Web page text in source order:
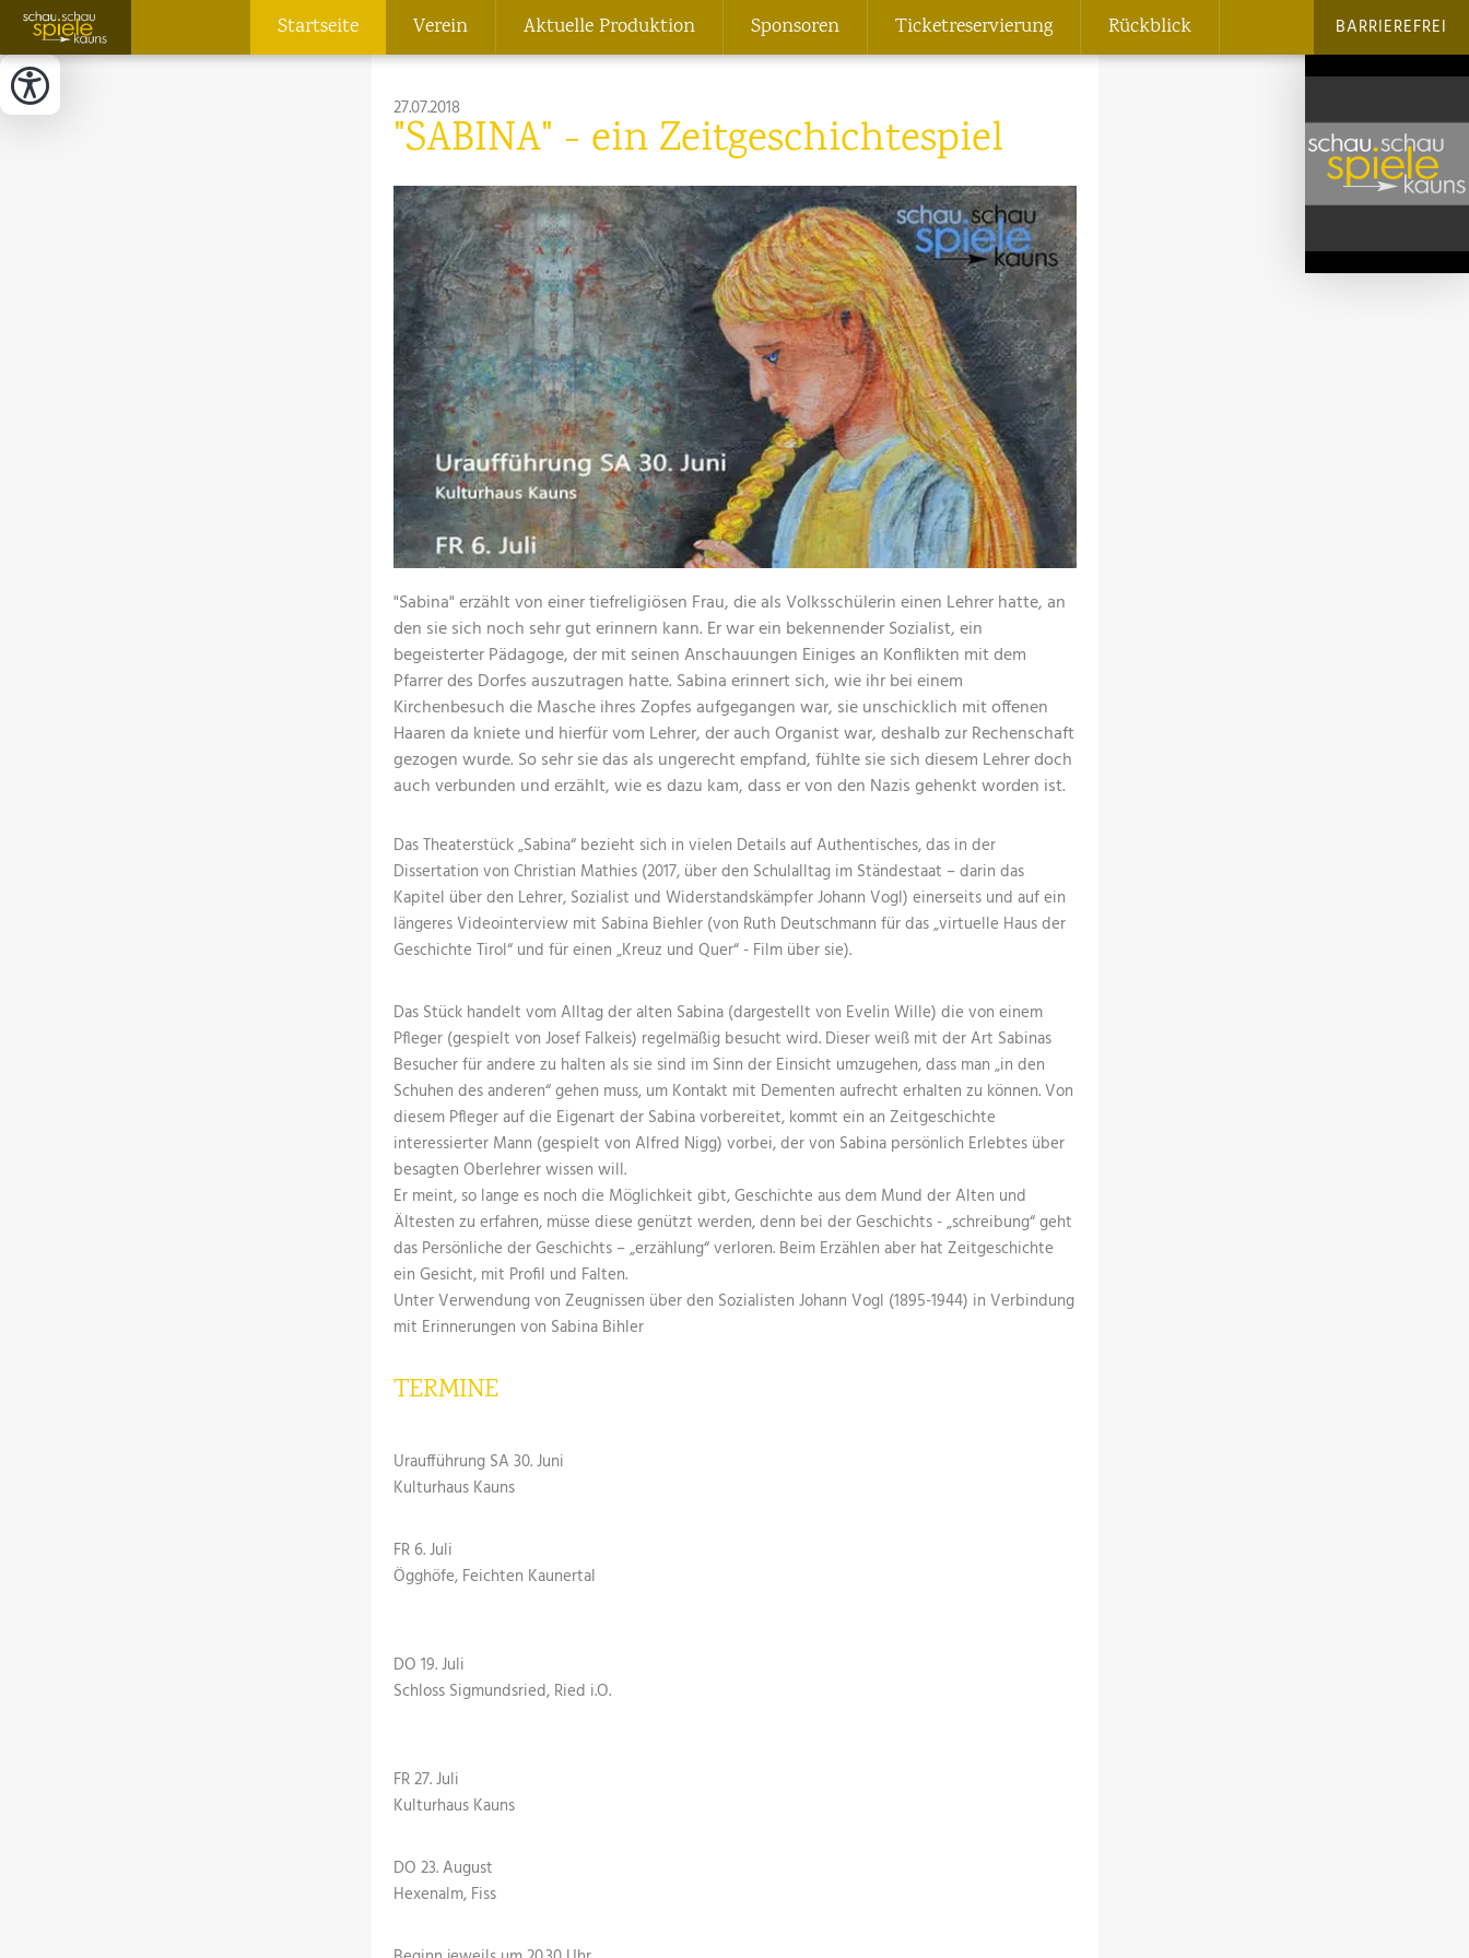
Startseite Verein Aktuelle Produktion Sponsoren Ticketreservierung Rückblick BARRIEREFREI
27.07.2018
"SABINA" - ein Zeitgeschichtespiel
"Sabina" erzählt von einer tiefreligiösen Frau, die als Volksschülerin einen Lehrer hatte, an
den sie sich noch sehr gut erinnern kann. Er war ein bekennender Sozialist, ein
begeisterter Pädagoge, der mit seinen Anschauungen Einiges an Konflikten mit dem
Pfarrer des Dorfes auszutragen hatte. Sabina erinnert sich, wie ihr bei einem
Kirchenbesuch die Masche ihres Zopfes aufgegangen war, sie unschicklich mit offenen
Haaren da kniete und hierfür vom Lehrer, der auch Organist war, deshalb zur Rechenschaft
gezogen wurde. So sehr sie das als ungerecht empfand, fühlte sie sich diesem Lehrer doch
auch verbunden und erzählt, wie es dazu kam, dass er von den Nazis gehenkt worden ist.
Das Theaterstück „Sabina“ bezieht sich in vielen Details auf Authentisches, das in der
Dissertation von Christian Mathies (2017, über den Schulalltag im Ständestaat – darin das
Kapitel über den Lehrer, Sozialist und Widerstandskämpfer Johann Vogl) einerseits und auf ein
längeres Videointerview mit Sabina Biehler (von Ruth Deutschmann für das „virtuelle Haus der
Geschichte Tirol“ und für einen „Kreuz und Quer“ - Film über sie).
Das Stück handelt vom Alltag der alten Sabina (dargestellt von Evelin Wille) die von einem
Pfleger (gespielt von Josef Falkeis) regelmäßig besucht wird. Dieser weiß mit der Art Sabinas
Besucher für andere zu halten als sie sind im Sinn der Einsicht umzugehen, dass man „in den
Schuhen des anderen“ gehen muss, um Kontakt mit Dementen aufrecht erhalten zu können. Von
diesem Pfleger auf die Eigenart der Sabina vorbereitet, kommt ein an Zeitgeschichte
interessierter Mann (gespielt von Alfred Nigg) vorbei, der von Sabina persönlich Erlebtes über
besagten Oberlehrer wissen will.
Er meint, so lange es noch die Möglichkeit gibt, Geschichte aus dem Mund der Alten und
Ältesten zu erfahren, müsse diese genützt werden, denn bei der Geschichts - „schreibung“ geht
das Persönliche der Geschichts – „erzählung“ verloren. Beim Erzählen aber hat Zeitgeschichte
ein Gesicht, mit Profil und Falten.
Unter Verwendung von Zeugnissen über den Sozialisten Johann Vogl (1895-1944) in Verbindung
mit Erinnerungen von Sabina Bihler
TERMINE
Uraufführung SA 30. Juni
Kulturhaus Kauns
FR 6. Juli
Ögghöfe, Feichten Kaunertal
DO 19. Juli
Schloss Sigmundsried, Ried i.O.
FR 27. Juli
Kulturhaus Kauns
DO 23. August
Hexenalm, Fiss